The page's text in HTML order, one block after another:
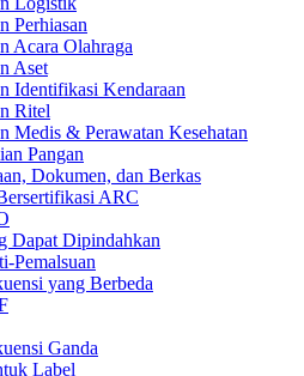
Perhiasan
Acara Olahraga
Aset
Identifikasi Kendaraan
Ritel
Medis & Perawatan Kesehatan
Pangan
Dokumen, dan Berkas
ARC
Dapat Dipindahkan
Pemalsuan
yang Berbeda
Ganda
Label